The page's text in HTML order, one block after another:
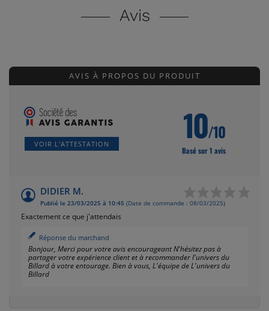
Avis
AVIS À PROPOS DU PRODUIT
VOIR L'ATTESTATION 10/10
Basé sur 1 avis
DIDIER M.
Publié le 23/03/2025 à 10:45 (Date de commande : 08/03/2025)
Exactement ce que j'attendais
Réponse du marchand
Bonjour, Merci pour votre avis encourageant N'hésitez pas à
partager votre expérience client et à recommander l'univers du
Billard à votre entourage. Bien à vous, L'équipe de L'univers du
Billard